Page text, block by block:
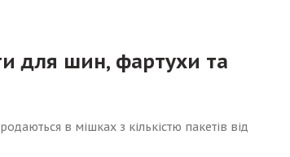
для шин, фартухи та
в мішках з кількістю пакетів від